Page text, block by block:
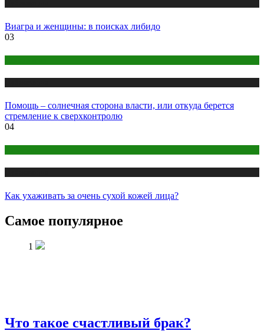
Виагра и женщины: в поисках либидо
03
Помощь – солнечная сторона власти, или откуда берется
стремление к сверхконтролю
04
Как ухаживать за очень сухой кожей лица?
Самое популярное
1
Что такое счастливый брак?